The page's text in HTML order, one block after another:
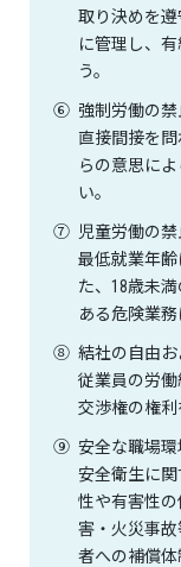
取り決めを
に管理し、
う。
⑥ 強制労働の禁
直接間接を
らの意思に
い。
⑦ 児童労働の禁
最低就業年
た、18歳未
ある危険業務
⑧ 結社の自由
従業員の労
交渉権の権利
⑨ 安全な職場環
安全衛生に
性や有害性
害・火災事
者への補償